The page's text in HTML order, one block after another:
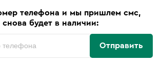
телефона и мы пришлем смс,
снова будет в наличии:
Отправить